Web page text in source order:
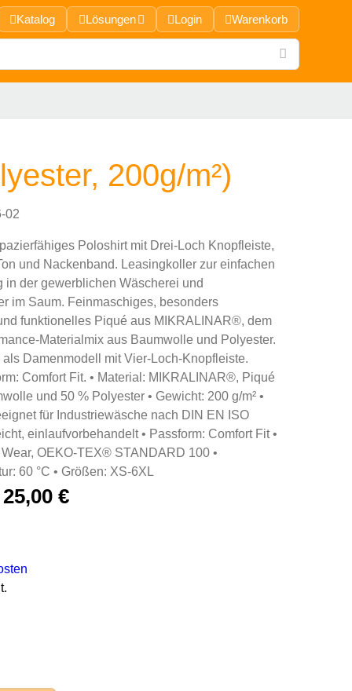
Katalog Lösungen Login Warenkorb
200g/m²)
02
Poloshirt mit Drei-Loch Knopfleiste,
und Nackenband. Leasingkoller zur einfachen
in der gewerblichen Wäscherei und
im Saum. Feinmaschiges, besonders
funktionelles Piqué aus MIKRALINAR®, dem
Materialmix aus Baumwolle und Polyester.
als Damenmodell mit Vier-Loch-Knopfleiste.
Comfort Fit. • Material: MIKRALINAR®, Piqué
und 50 % Polyester • Gewicht: 200 g/m² •
für Industriewäsche nach DIN EN ISO
einlaufvorbehandelt • Passform: Comfort Fit •
OEKO-TEX® STANDARD 100 •
60 °C • Größen: XS-6XL
25,00 €